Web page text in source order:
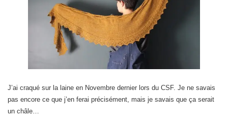
J’ai craqué sur la laine en Novembre dernier lors du CSF. Je ne savais
pas encore ce que j’en ferai précisément, mais je savais que ça serait
un châle…